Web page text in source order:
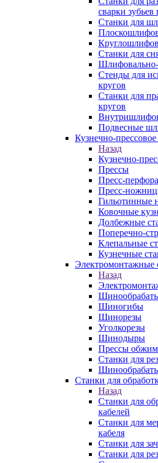
сварки зубьев
Станки для
Станки для
Шлифовально-
Стенды для
кругов
Станки для
кругов
Подвесные
Кузнечно-
Назад
Кузнечно-
Прессы
Пресс-
Пресс-
Гильотинные
Ковочные
Долбежные
Поперечно-
Клепальные
Кузнечные
Электромонтажные
Назад
Шиногибы
Шинорезы
Уголкорезы
Шинодыры
Прессы
Станки для
Станки для
Назад
Станки для
кабелей
Станки для
кабеля
Станки для
Станки для